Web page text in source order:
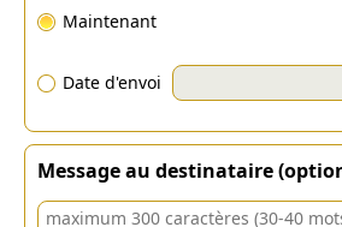
Maintenant
Date d'envoi
Message au destinataire